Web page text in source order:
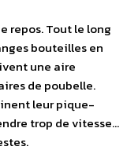
repos. Tout le long
bouteilles en
une aire
de poubelle.
leur pique-
trop de vitesse…